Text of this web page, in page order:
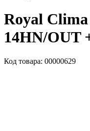
Royal
14HN/OUT
Код товара: 00000629